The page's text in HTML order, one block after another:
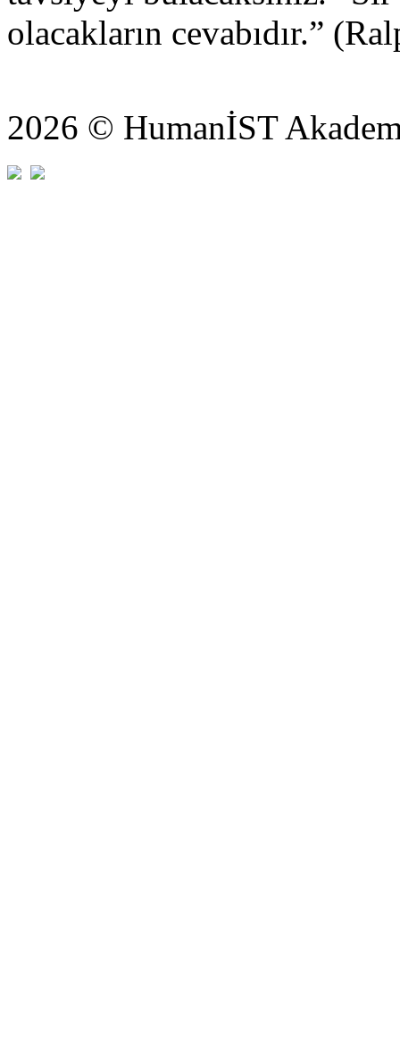
olacakların cevabıdır.”
2026 © HumanİST